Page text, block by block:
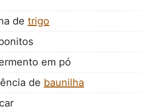
de trigo
em pó
de baunilha